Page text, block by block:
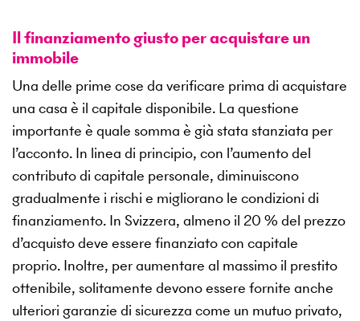
Il finanziamento giusto per acquistare un
immobile
Una delle prime cose da verificare prima di acquistare
una casa è il capitale disponibile. La questione
importante è quale somma è già stata stanziata per
l’acconto. In linea di principio, con l’aumento del
contributo di capitale personale, diminuiscono
gradualmente i rischi e migliorano le condizioni di
finanziamento. In Svizzera, almeno il 20 % del prezzo
d’acquisto deve essere finanziato con capitale
proprio. Inoltre, per aumentare al massimo il prestito
ottenibile, solitamente devono essere fornite anche
ulteriori garanzie di sicurezza come un mutuo privato,